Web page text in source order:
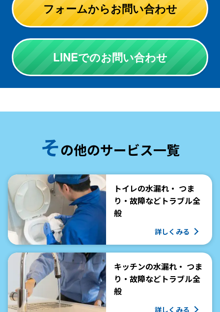
フォームからお問い合わせ
LINEでのお問い合わせ
その他のサービス一覧
トイレの水漏れ・ つま
り・故障などトラブル全
般
詳しくみる
キッチンの水漏れ・ つま
り・故障などトラブル全
般
詳しくみる